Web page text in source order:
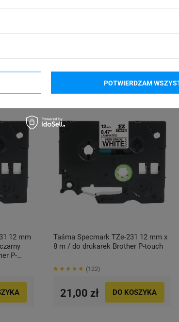
P-touch PT-H500
12 mm
P-
Taśma Specmark TZe-231 12 mm x
8 m / do drukarek Brother P-touch
122
21,00 zł DO KOSZYKA
POTWIERDZAM